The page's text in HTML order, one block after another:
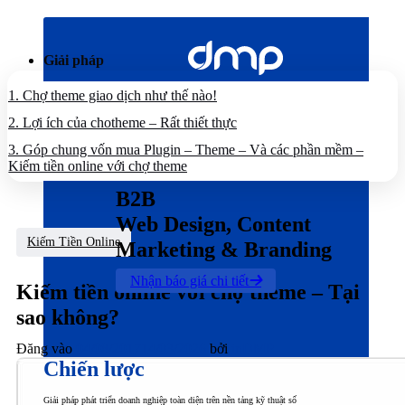
dung
Giải pháp
B2B
Web Design, Content
Marketing & Branding
Nhận báo giá chi tiết
Chiến lược
Giải pháp phát triển doanh nghiệp toàn diện trên nền tảng kỹ thuật số
1. Chợ theme giao dịch như thế nào!
2. Lợi ích của chotheme – Rất thiết thực
3. Góp chung vốn mua Plugin – Theme – Và các phần mềm –
Kiếm tiền online với chợ theme
Kiếm Tiền Online
Kiếm tiền online với chợ theme – Tại
sao không?
Đăng vào bởi